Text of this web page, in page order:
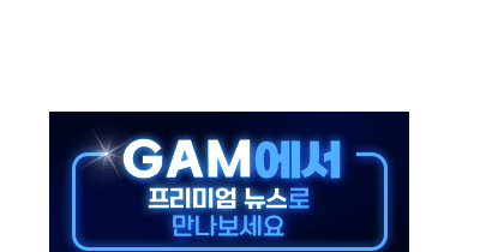
스권…美 암호화폐 법안 처리 여부도 변수
째'..."대부분 여기서 상주"
2665명·사망 23명
코스피 '휘청'